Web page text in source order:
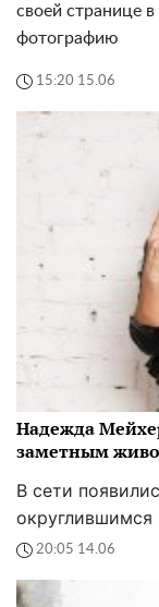
своей странице
фотографию
15:20 15.06
Надежда
заметным
В сети
20:05 14.06